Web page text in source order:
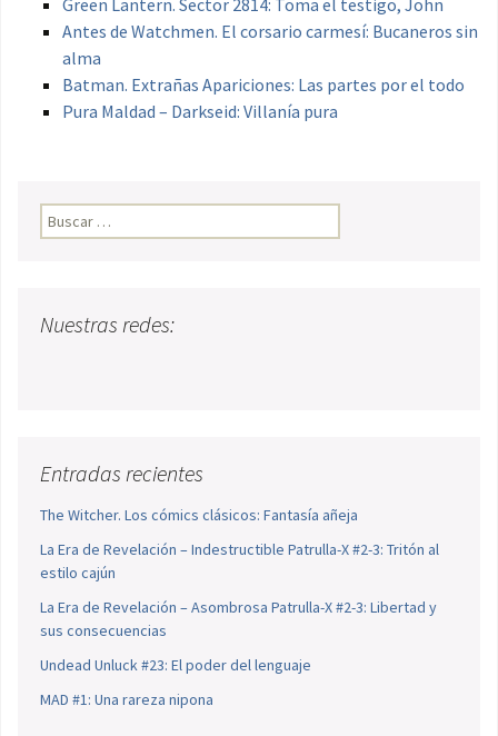
Green Lantern. Sector 2814: Toma el testigo, John
Antes de Watchmen. El corsario carmesí: Bucaneros sin
alma
Batman. Extrañas Apariciones: Las partes por el todo
Pura Maldad – Darkseid: Villanía pura
Buscar:
Nuestras redes:
Entradas recientes
The Witcher. Los cómics clásicos: Fantasía añeja
La Era de Revelación – Indestructible Patrulla-X #2-3: Tritón al
estilo cajún
La Era de Revelación – Asombrosa Patrulla-X #2-3: Libertad y
sus consecuencias
Undead Unluck #23: El poder del lenguaje
MAD #1: Una rareza nipona